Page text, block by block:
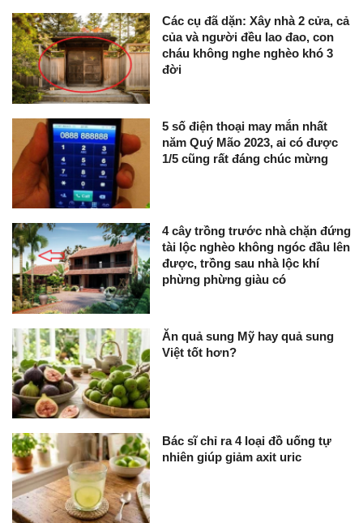
Các cụ đã dặn: Xây nhà 2 cửa, cả
của và người đều lao đao, con
cháu không nghe nghèo khó 3
đời
5 số điện thoại may mắn nhất
năm Quý Mão 2023, ai có được
1/5 cũng rất đáng chúc mừng
4 cây trồng trước nhà chặn đứng
tài lộc nghèo không ngóc đầu lên
được, trồng sau nhà lộc khí
phừng phừng giàu có
Ăn quả sung Mỹ hay quả sung
Việt tốt hơn?
Bác sĩ chỉ ra 4 loại đồ uống tự
nhiên giúp giảm axit uric